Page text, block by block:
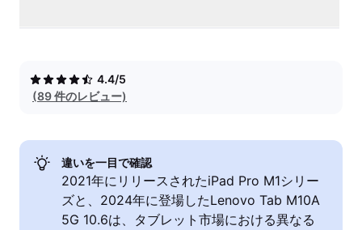
4.4/5
(89 件のレビュー)
違いを一目で確認
2021年にリリースされたiPad Pro M1シリー
ズと、2024年に登場したLenovo Tab M10A
5G 10.6は、タブレット市場における異なる